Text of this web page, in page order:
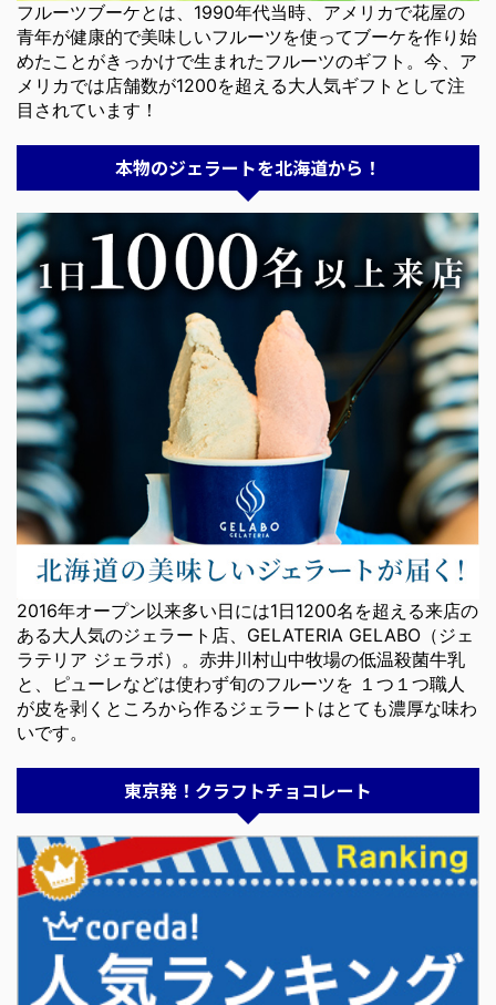
フルーツブーケとは、1990年代当時、アメリカで花屋の
青年が健康的で美味しいフルーツを使ってブーケを作り始
めたことがきっかけで生まれたフルーツのギフト。今、ア
メリカでは店舗数が1200を超える大人気ギフトとして注
目されています！
本物のジェラートを北海道から！
2016年オープン以来多い日には1日1200名を超える来店の
ある大人気のジェラート店、GELATERIA GELABO（ジェ
ラテリア ジェラボ）。赤井川村山中牧場の低温殺菌牛乳
と、ピューレなどは使わず旬のフルーツを １つ１つ職人
が皮を剥くところから作るジェラートはとても濃厚な味わ
いです。
東京発！クラフトチョコレート